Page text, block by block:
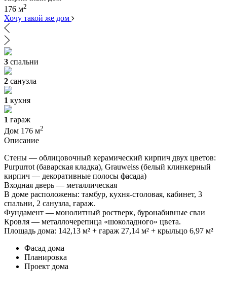
176 м2
Хочу такой же дом
3 спальни
2 санузла
1 кухня
1 гараж
Дом 176 м2
Описание
Стены — облицовочный керамический кирпич двух цветов:
Purpurrot (баварская кладка), Grauweiss (белый клинкерный
кирпич — декоративные полосы фасада)
Входная дверь — металлическая
В доме расположены: тамбур, кухня-столовая, кабинет, 3
спальни, 2 санузла, гараж.
Фундамент — монолитный ростверк, буронабивные сваи
Кровля — металлочерепица «шоколадного» цвета.
Площадь дома: 142,13 м² + гараж 27,14 м² + крыльцо 6,97 м²
Фасад дома
Планировка
Проект дома